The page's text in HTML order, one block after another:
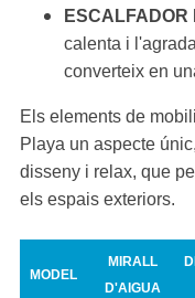
ESCALFADOR
calenta i
converteix en
Els elements de
Playa un aspecte
disseny i relax, que
els espais exteriors.
MODEL
MIRALL
D'AIGUA